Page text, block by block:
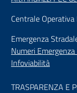
Centrale
Emergenza
Numeri
Infoviabilità
TRASPARENZA E